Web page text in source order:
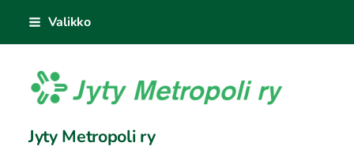
sisältöön
Valikko
Jyty Metropoli ry
Jyty Metropoli ry